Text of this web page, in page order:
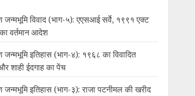
जन्मभूमि विवाद (भाग-५): एएसआई सर्वे, १९९१ एक्ट
वर्तमान आदेश
जन्मभूमि इतिहास (भाग-४): १९६८ का विवादित
शाही ईदगाह का पेंच
जन्मभूमि इतिहास (भाग-३): राजा पटनीमल की खरीद